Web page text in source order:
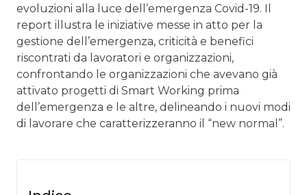
evoluzioni alla luce dell’emergenza Covid-19. Il
report illustra le iniziative messe in atto per la
gestione dell’emergenza, criticità e benefici
riscontrati da lavoratori e organizzazioni,
confrontando le organizzazioni che avevano già
attivato progetti di Smart Working prima
dell’emergenza e le altre, delineando i nuovi modi
di lavorare che caratterizzeranno il “new normal”.